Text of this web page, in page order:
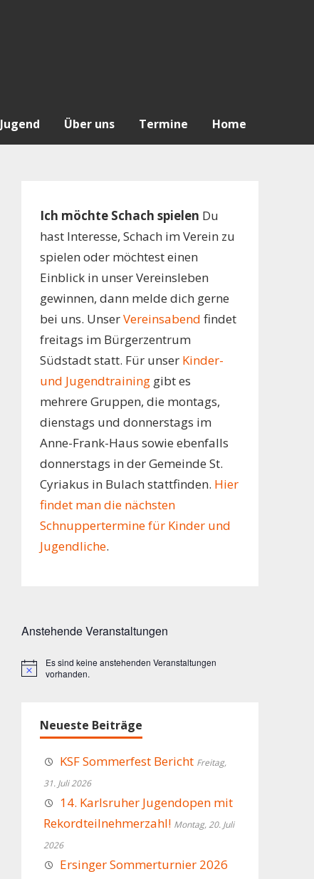
Jugend Über uns Termine Home
Ich möchte Schach spielen Du
hast Interesse, Schach im Verein zu
spielen oder möchtest einen
Einblick in unser Vereinsleben
gewinnen, dann melde dich gerne
bei uns. UnserVereinsabend findet
freitags im Bürgerzentrum
Südstadt statt. Für unser Kinder-
und Jugendtraininggibt es
mehrere Gruppen, die montags,
dienstags und donnerstags im
Anne-Frank-Haus sowie ebenfalls
donnerstags in der Gemeinde St.
Cyriakus in Bulach stattfinden. Hier
findet man die nächsten
Schnuppertermine für Kinder und
Jugendliche.
Anstehende Veranstaltungen
Hinweis
Es sind keine anstehenden Veranstaltungen
vorhanden.
Neueste Beiträge
KSF Sommerfest Bericht Freitag,
31. Juli 2026
14. Karlsruher Jugendopen mit
Rekordteilnehmerzahl! Montag, 20. Juli
2026
Ersinger Sommerturnier 2026